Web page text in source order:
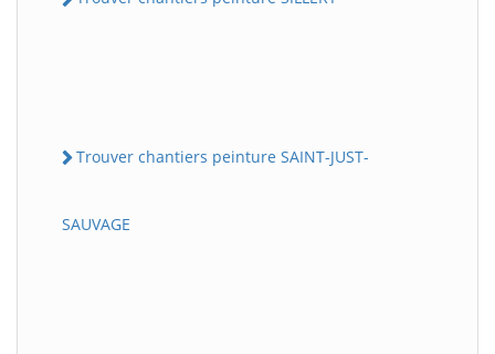
Trouver chantiers peinture SAINT-JUST-
SAUVAGE